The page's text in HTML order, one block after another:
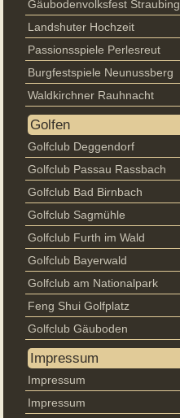
Gäubodenvolksfest Straubing
Landshuter Hochzeit
Passionsspiele Perlesreut
Burgfestspiele Neunussberg
Waldkirchner Rauhnacht
Golfen
Golfclub Deggendorf
Golfclub Passau Rassbach
Golfclub Bad Birnbach
Golfclub Sagmühle
Golfclub Furth im Wald
Golfclub Bayerwald
Golfclub am Nationalpark
Feng Shui Golfplatz
Golfclub Gäuboden
Impressum
Impressum
Impressum